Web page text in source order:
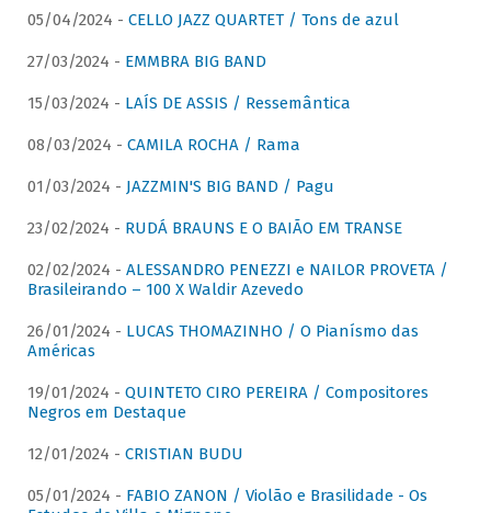
05/04/2024 - CELLO JAZZ QUARTET / Tons de azul
27/03/2024 - EMMBRA BIG BAND
15/03/2024 - LAÍS DE ASSIS / Ressemântica
08/03/2024 - CAMILA ROCHA / Rama
01/03/2024 - JAZZMIN'S BIG BAND / Pagu
23/02/2024 - RUDÁ BRAUNS E O BAIÃO EM TRANSE
02/02/2024 - ALESSANDRO PENEZZI e NAILOR PROVETA /
Brasileirando – 100 X Waldir Azevedo
26/01/2024 - LUCAS THOMAZINHO / O Pianísmo das
Américas
19/01/2024 - QUINTETO CIRO PEREIRA / Compositores
Negros em Destaque
12/01/2024 - CRISTIAN BUDU
05/01/2024 - FABIO ZANON / Violão e Brasilidade - Os